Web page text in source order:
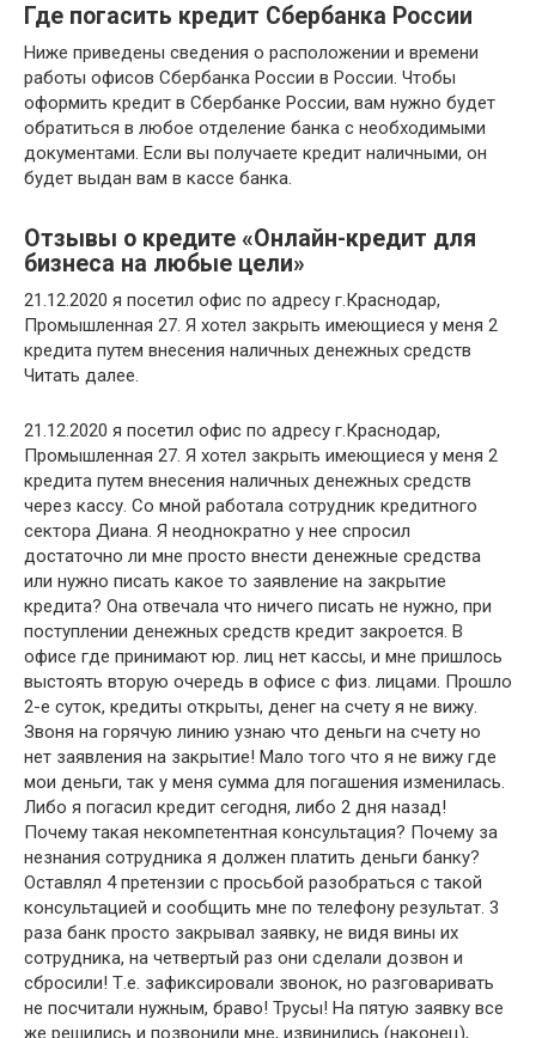
Где погасить кредит Сбербанка России
Ниже приведены сведения о расположении и времени
работы офисов Сбербанка России в России. Чтобы
оформить кредит в Сбербанке России, вам нужно будет
обратиться в любое отделение банка с необходимыми
документами. Если вы получаете кредит наличными, он
будет выдан вам в кассе банка.
Отзывы о кредите «Онлайн-кредит для
бизнеса на любые цели»
21.12.2020 я посетил офис по адресу г.Краснодар,
Промышленная 27. Я хотел закрыть имеющиеся у меня 2
кредита путем внесения наличных денежных средств
Читать далее.
21.12.2020 я посетил офис по адресу г.Краснодар,
Промышленная 27. Я хотел закрыть имеющиеся у меня 2
кредита путем внесения наличных денежных средств
через кассу. Со мной работала сотрудник кредитного
сектора Диана. Я неоднократно у нее спросил
достаточно ли мне просто внести денежные средства
или нужно писать какое то заявление на закрытие
кредита? Она отвечала что ничего писать не нужно, при
поступлении денежных средств кредит закроется. В
офисе где принимают юр. лиц нет кассы, и мне пришлось
выстоять вторую очередь в офисе с физ. лицами. Прошло
2-е суток, кредиты открыты, денег на счету я не вижу.
Звоня на горячую линию узнаю что деньги на счету но
нет заявления на закрытие! Мало того что я не вижу где
мои деньги, так у меня сумма для погашения изменилась.
Либо я погасил кредит сегодня, либо 2 дня назад!
Почему такая некомпетентная консультация? Почему за
незнания сотрудника я должен платить деньги банку?
Оставлял 4 претензии с просьбой разобраться с такой
консультацией и сообщить мне по телефону результат. 3
раза банк просто закрывал заявку, не видя вины их
сотрудника, на четвертый раз они сделали дозвон и
сбросили! Т.е. зафиксировали звонок, но разговаривать
не посчитали нужным, браво! Трусы! На пятую заявку все
же решились и позвонили мне, извинились (наконец),